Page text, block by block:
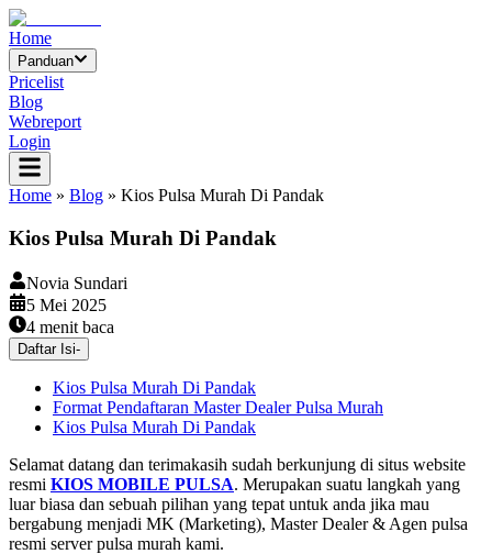
Home
Panduan
Pricelist
Blog
Webreport
Login
Home » Blog » Kios Pulsa Murah Di Pandak
Kios Pulsa Murah Di Pandak
Novia Sundari
5 Mei 2025
4 menit baca
Daftar Isi-
Kios Pulsa Murah Di Pandak
Format Pendaftaran Master Dealer Pulsa Murah
Kios Pulsa Murah Di Pandak
Selamat datang dan terimakasih sudah berkunjung di situs website
resmi KIOS MOBILE PULSA. Merupakan suatu langkah yang
luar biasa dan sebuah pilihan yang tepat untuk anda jika mau
bergabung menjadi MK (Marketing), Master Dealer & Agen pulsa
resmi server pulsa murah kami.